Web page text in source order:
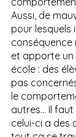
Aussi, de
pour lesquels
et apporte
école : des
pas
le
autres... Il
celui-ci a des